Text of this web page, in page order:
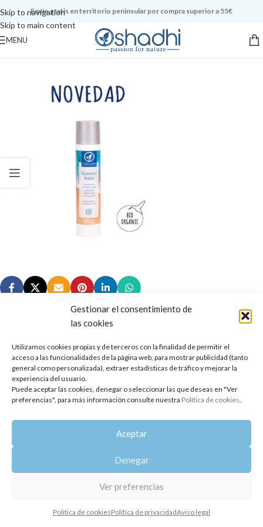
Gestionar el consentimiento de
las cookies
Utilizamos cookies propias y de terceros con la finalidad de permitir el
acceso a las funcionalidades de la página web, para mostrar publicidad (tanto
general como personalizada), extraer estadísticas de tráfico y mejorar la
experiencia del usuario.
Puede aceptar las cookies, denegar o seleccionar las que deseas en "Ver
preferencias", para más información consulte nuestra Política de cookies.
Aceptar
Denegar
Ver preferencias
Política de cookiesPolítica de privacidadAviso legal
Skip to navigation
Skip to main content
Envío gratis en territorio peninsular por compra superior a 55€
MENU
Copyright 2014-2025 Oshadhi España
Todos los derechos reservados.
Política de privacidad | Aviso legal | Política de cookies